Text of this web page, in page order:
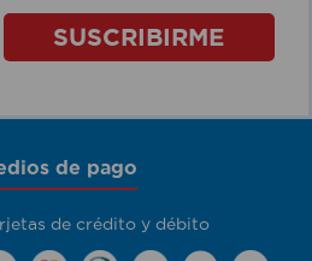
SUSCRIBIRME
de pago
de crédito y débito